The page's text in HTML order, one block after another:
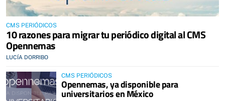
CMS PERIÓDICOS
10 razones para migrar tu periódico digital al CMS
Opennemas
LUCÍA DORRIBO
CMS PERIÓDICOS
Opennemas, ya disponible para
universitarios en México